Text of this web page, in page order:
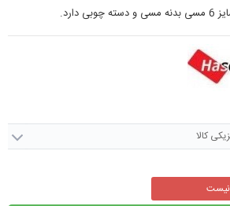
کالا
نیست